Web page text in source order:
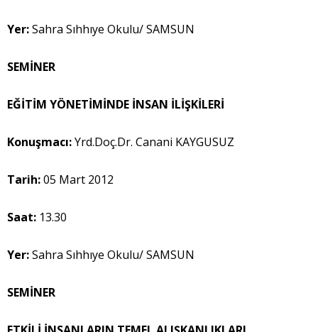
Yer:Sahra Sıhhıye Okulu/ SAMSUN
SEMİNER
EĞİTİM YÖNETİMİNDE İNSAN İLİŞKİLERİ
Konuşmacı:Yrd.Doç.Dr. Canani KAYGUSUZ
Tarih:05 Mart 2012
Saat: 13.30
Yer:Sahra Sıhhıye Okulu/ SAMSUN
SEMİNER